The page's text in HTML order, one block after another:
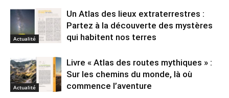
Actualité
Un Atlas des lieux extraterrestres :
Partez à la découverte des mystères
qui habitent nos terres
Actualité
Livre « Atlas des routes mythiques » :
Sur les chemins du monde, là où
commence l’aventure